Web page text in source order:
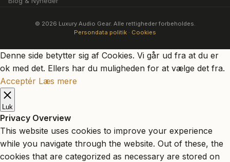
© 2026 Luxury Audio Gear. Alle rettigheder forbeholdes.
Persondata politik · Cookies
Denne side betytter sig af Cookies. Vi går ud fra at du er
ok med det. Ellers har du muligheden for at vælge det fra.
Acceptér Læs mere
Luk
Privacy Overview
This website uses cookies to improve your experience
while you navigate through the website. Out of these, the
cookies that are categorized as necessary are stored on